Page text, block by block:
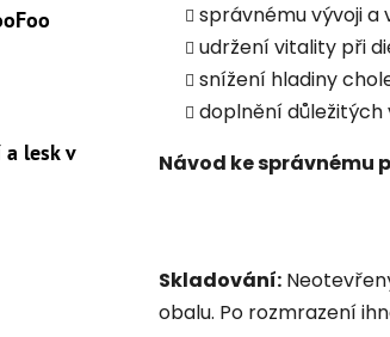
lesk v
správnému vývoji a
udržení vitality při
snížení hladiny
doplnění důležitých
Návod ke správnému
Skladování:
obalu. Po rozmrazení